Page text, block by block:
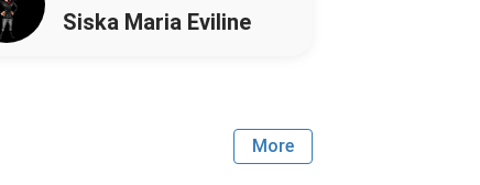
Siska Maria Eviline
More